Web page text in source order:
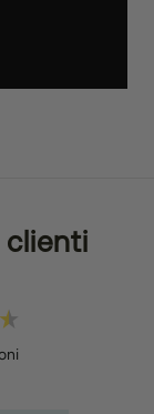
clienti